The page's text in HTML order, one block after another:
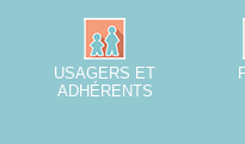
USAGERS ET
ADHÉRENTS